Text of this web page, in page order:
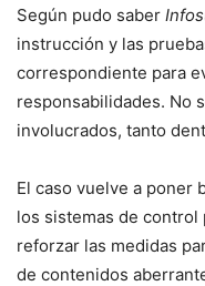
Según pudo saber
instrucción y las
correspondiente para
responsabilidades. No
involucrados, tanto
El caso vuelve a poner
los sistemas de
reforzar las medidas
de contenidos